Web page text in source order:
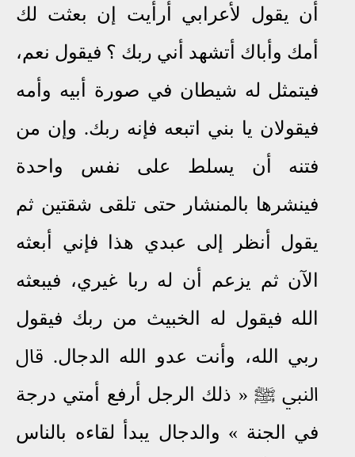
أن يقول لأعرابي أرأيت إن بعثت لك
أمك وأباك أتشهد أني ربك ؟ فيقول نعم،
فيتمثل له شيطان في صورة أبيه وأمه
فيقولان يا بني اتبعه فإنه ربك. وإن من
فتنه أن يسلط على نفس واحدة
فينشرها بالمنشار حتى تلقى شقتين ثم
يقول أنظر إلى عبدي هذا فإني أبعثه
الآن ثم يزعم أن له ربا غيري، فيبعثه
الله فيقول له الخبيث من ربك فيقول
ربي الله، وأنت عدو الله الدجال. قال
النبي ﷺ » ذلك الرجل أرفع أمتي درجة
في الجنة « والدجال يبدأ لقاءه بالناس